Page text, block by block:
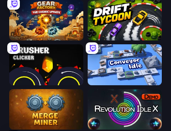
Gear Factory Drift Tycoon
Crusher Clicker Conveyor Idle
Merge Miner Revolution Idle X